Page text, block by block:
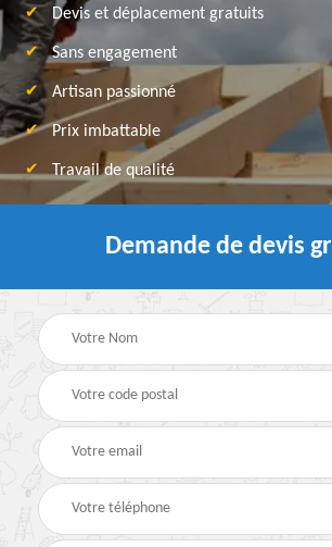
Devis et déplacement gratuits
Sans engagement
Artisan passionné
Prix imbattable
Travail de qualité
Demande de devis